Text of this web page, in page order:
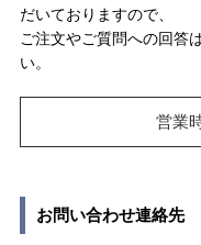
だいておりますので、
ご注文やご質問への回答
い。
営業
お問い合わせ連絡先